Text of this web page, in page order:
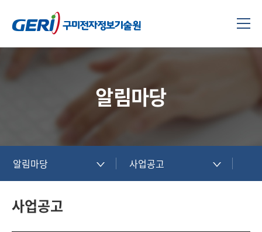
알림마당
알림마당 사업공고
사업공고